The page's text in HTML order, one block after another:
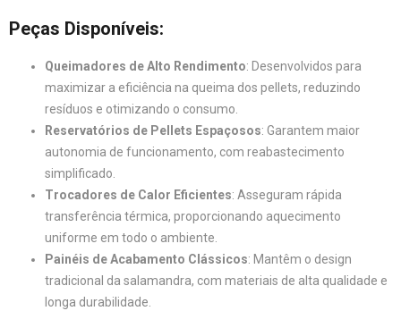
Peças Disponíveis:
Queimadores de Alto Rendimento: Desenvolvidos para
maximizar a eficiência na queima dos pellets, reduzindo
resíduos e otimizando o consumo.
Reservatórios de Pellets Espaçosos: Garantem maior
autonomia de funcionamento, com reabastecimento
simplificado.
Trocadores de Calor Eficientes: Asseguram rápida
transferência térmica, proporcionando aquecimento
uniforme em todo o ambiente.
Painéis de Acabamento Clássicos: Mantêm o design
tradicional da salamandra, com materiais de alta qualidade e
longa durabilidade.